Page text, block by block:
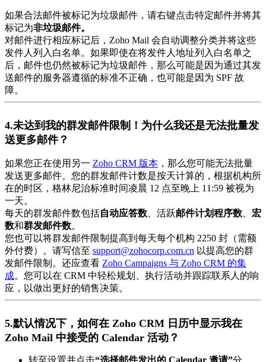
如果合法邮件被标记为垃圾邮件，请右键点击特定邮件并将其
标记为非垃圾邮件。
对邮件进行相应标记后，Zoho Mail 会自动调整分类并将这些
发件人列入白名单。如果即使在将发件人地址列入白名单之
后，邮件也仍然被标记为垃圾邮件，那么可能是因为通过其发
送邮件的服务器遵循的标准不正确，也可能是因为 SPF 故
障。
4.未达到我的群发邮件限制！为什么我还是无法批量发
送更多邮件？
如果您正在使用另一 Zoho CRM 版本 ，那么您可能无法批量
发送更多邮件。您的群发邮件计数是按天计算的，根据机构所
在的时区，格林尼治标准时间凌晨 12 点至晚上 11:59 被视为
一天。
每天的群发邮件数包括自动应答数 、活跃邮件计划程序数
宏
数和群发邮件数。
您也可以将群发邮件限制提高到每天每个机构 2250 封（需额
外付费）。请写信至 support@zohocorp.com.cn 以提高您的群
发邮件限制。还应查看 Zoho Campaigns 与 Zoho CRM 的集
成。您可以在 CRM 中轻松规划、执行活动并跟踪联系人的响
应，以做出更好的销售决策。
5.默认情况下，如何在 Zoho CRM 日历中显示我在
Zoho Mail 中接受的 Calendar 活动？